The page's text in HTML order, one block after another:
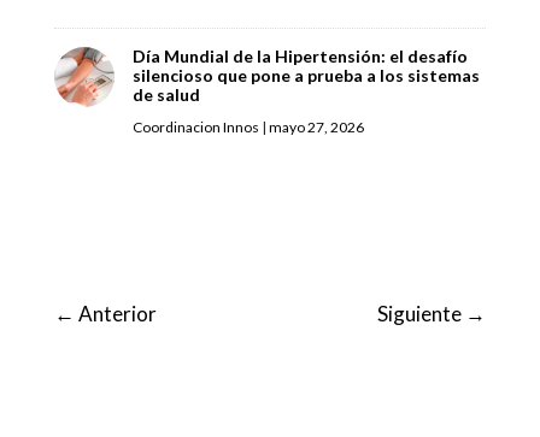
Día Mundial de la Hipertensión: el desafío
silencioso que pone a prueba a los sistemas
de salud
Coordinacion Innos | mayo 27, 2026
← Anterior Siguiente →